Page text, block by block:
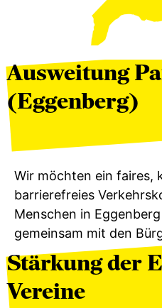
Ausweitung
(Eggenberg)
Wir möchten ein faires,
barrierefreies
Menschen in
gemeinsam mit den
Stärkung der
Vereine